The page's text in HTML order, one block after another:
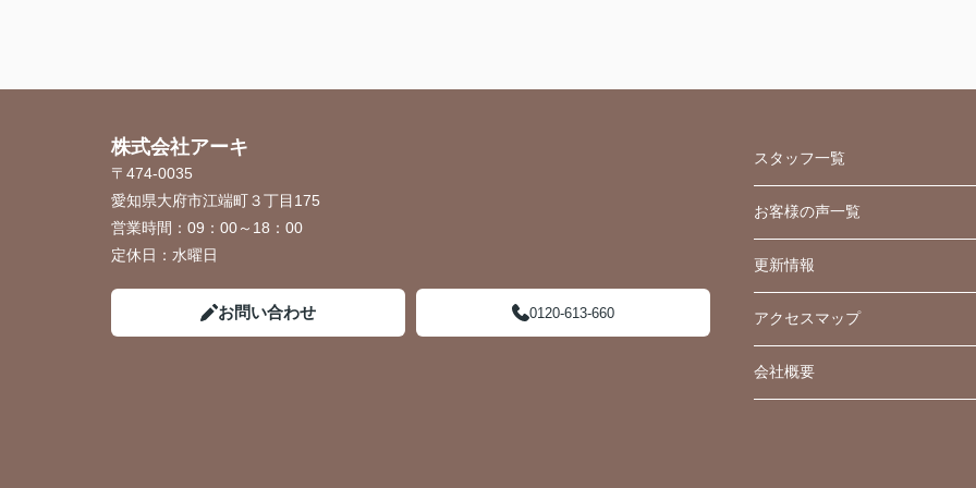
株式会社アーキ
〒474-0035
愛知県大府市江端町３丁目175
営業時間： 09：00～18：00
定休日： 水曜日
お問い合わせ 0120-613-660
スタッフ一覧
お客様の声一覧
更新情報
アクセスマップ
会社概要